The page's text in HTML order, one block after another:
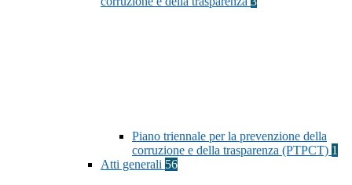
Piano triennale per la prevenzione della
corruzione e della trasparenza (PTPCT) 1
Atti generali 56